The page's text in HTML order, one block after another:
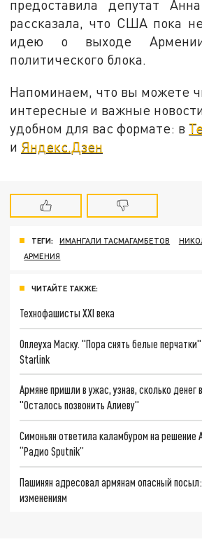
предоставила депутат
рассказала, что США пока
идею о выходе
политического блока.
Напоминаем, что вы можете
интересные и важные
удобном для вас формате: в
и Яндекс.Дзен
ТЕГИ: ИМАНГАЛИ ТАСМАГАМБЕТОВ
АРМЕНИЯ
ЧИТАЙТЕ ТАКЖЕ:
Технофашисты XXI века
Оплеуха Маску. "Пора снять белые
Starlink
Армяне пришли в ужас, узнав, сколько денег
"Осталось позвонить Алиеву"
Симоньян ответила каламбуром на решение
“Радио Sputnik”
Пашинян адресовал армянам опасный
изменениям